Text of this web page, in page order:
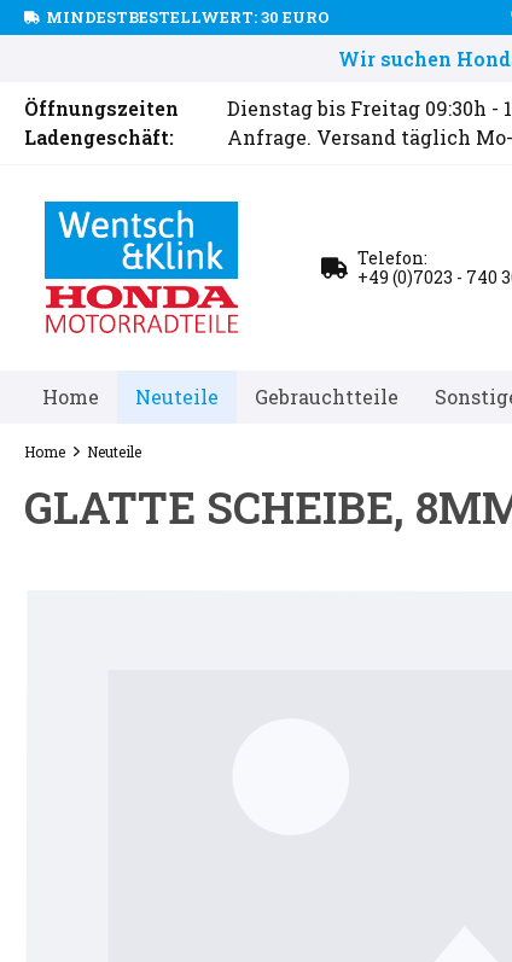
MINDESTBESTELLWERT: 30 EURO
Wir suchen
Öffnungszeiten
Ladengeschäft:
Dienstag bis Freitag 09:30h -
Anfrage. Versand täglich
Telefon:
+49 (0)7023 - 740
Home Neuteile Gebrauchtteile
Home Neuteile
GLATTE SCHEIBE,